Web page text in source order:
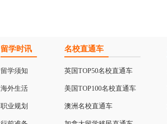
留学时讯
留学须知
海外生活
职业规划
名校直通车
英国TOP50名校直通车
美国TOP100名校直通车
澳洲名校直通车